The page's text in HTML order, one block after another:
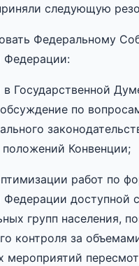
следующую
Федеральному
Федерации:
Государственной
по
положений Конвенции;
работ по
Федерации доступной
групп населения,
контроля за
мероприятий